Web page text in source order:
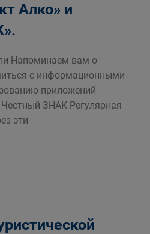
Алко» и
Напоминаем вам о
с информационными
приложений
ЗНАК Регулярная
эти